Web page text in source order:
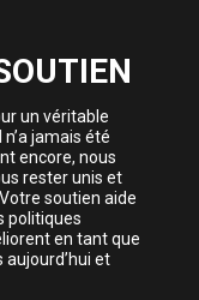
un véritable
jamais été
encore, nous
rester unis et
soutien aide
politiques
en tant que
et